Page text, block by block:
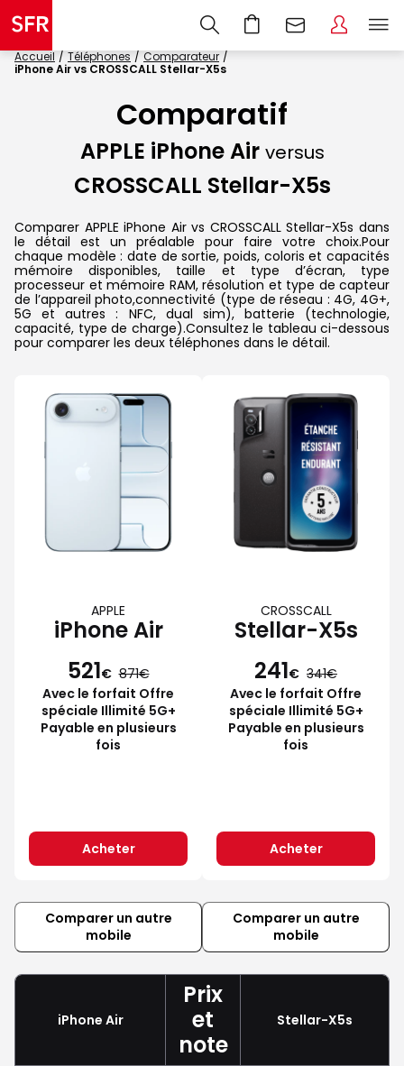
Accueil Téléphones
Comparateur
iPhone Air vs CROSSCALL Stellar-X5s
Comparatif
APPLE iPhone Air versus
CROSSCALL Stellar-X5s
Comparer APPLE iPhone Air vs CROSSCALL Stellar-X5s dans
le détail est un préalable pour faire votre choix.Pour
chaque modèle : date de sortie, poids, coloris et capacités
mémoire disponibles, taille et type d’écran, type
processeur et mémoire RAM, résolution et type de capteur
de l’appareil photo,connectivité (type de réseau : 4G, 4G+,
5G et autres : NFC, dual sim), batterie (technologie,
capacité, type de charge).Consultez le tableau ci-dessous
pour comparer les deux téléphones dans le détail.
APPLE
iPhone Air
521€ 871
Avec le forfait Offre
spéciale Illimité 5G+
Payable en plusieurs
fois
Acheter
CROSSCALL
Stellar-X5s
241€ 341
Avec le forfait Offre
spéciale Illimité 5G+
Payable en plusieurs
fois
Acheter
Comparer un autre
mobile
Comparer un autre
mobile
iPhone Air
Prix
et
note
Stellar-X5s